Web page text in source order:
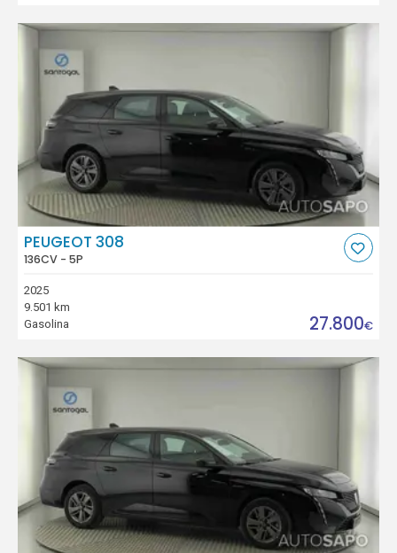
PEUGEOT 308
136CV - 5P
2025
9.501 km
Gasolina
27.800€